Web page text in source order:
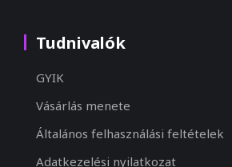
Tudnivalók
GYIK
Vásárlás menete
Általános felhasználási feltételek
Adatkezelési nyilatkozat